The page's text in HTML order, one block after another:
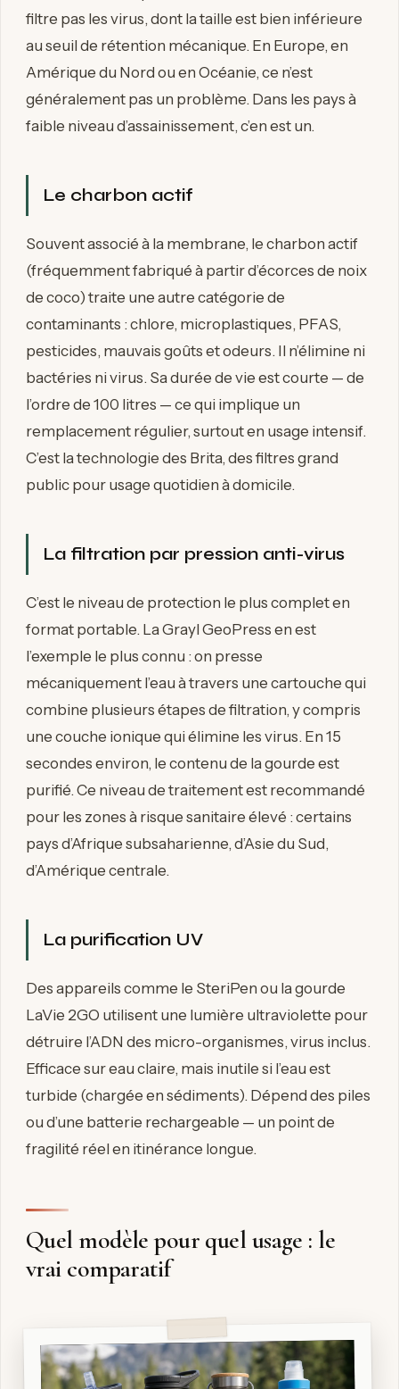
filtre pas les virus, dont la taille est bien inférieure
au seuil de rétention mécanique. En Europe, en
Amérique du Nord ou en Océanie, ce n’est
généralement pas un problème. Dans les pays à
faible niveau d’assainissement, c’en est un.
Le charbon actif
Souvent associé à la membrane, le charbon actif
(fréquemment fabriqué à partir d’écorces de noix
de coco) traite une autre catégorie de
contaminants : chlore, microplastiques, PFAS,
pesticides, mauvais goûts et odeurs. Il n’élimine ni
bactéries ni virus. Sa durée de vie est courte — de
l’ordre de 100 litres — ce qui implique un
remplacement régulier, surtout en usage intensif.
C’est la technologie des Brita, des filtres grand
public pour usage quotidien à domicile.
La filtration par pression anti-virus
C’est le niveau de protection le plus complet en
format portable. La Grayl GeoPress en est
l’exemple le plus connu : on presse
mécaniquement l’eau à travers une cartouche qui
combine plusieurs étapes de filtration, y compris
une couche ionique qui élimine les virus. En 15
secondes environ, le contenu de la gourde est
purifié. Ce niveau de traitement est recommandé
pour les zones à risque sanitaire élevé : certains
pays d’Afrique subsaharienne, d’Asie du Sud,
d’Amérique centrale.
La purification UV
Des appareils comme le SteriPen ou la gourde
LaVie 2GO utilisent une lumière ultraviolette pour
détruire l’ADN des micro-organismes, virus inclus.
Efficace sur eau claire, mais inutile si l’eau est
turbide (chargée en sédiments). Dépend des piles
ou d’une batterie rechargeable — un point de
fragilité réel en itinérance longue.
Quel modèle pour quel usage : le
vrai comparatif